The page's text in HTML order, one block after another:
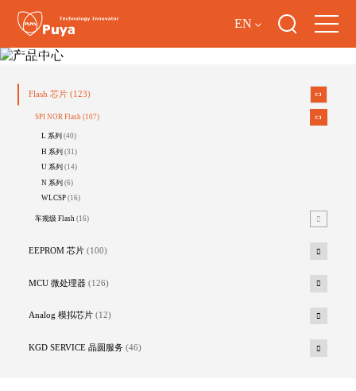
EN
产品中心
Flash 芯片 (123)
SPI NOR Flash(107)
L 系列(40)
H 系列(31)
U 系列(14)
N 系列(6)
WLCSP(16)
车规级 Flash(16)
EEPROM 芯片 (100)
MCU 微处理器 (126)
Analog 模拟芯片 (12)
KGD SERVICE 晶圆服务 (46)